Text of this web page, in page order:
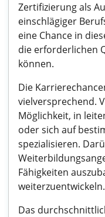
Zertifizierung als
einschlägiger
eine Chance in
die erforderlichen
können.
Die
vielversprechend.
Möglichkeit, in
oder sich auf
spezialisieren.
Fähigkeiten
weiterzuentwickeln.
Das